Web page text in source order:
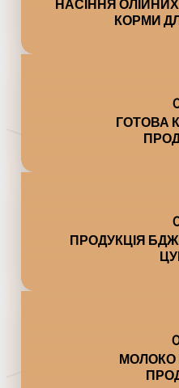
НАСІННЯ ОЛІЙНИХ
КОРМИ
ГОТОВА
ПРОДУКЦІЯ
МОЛОКО